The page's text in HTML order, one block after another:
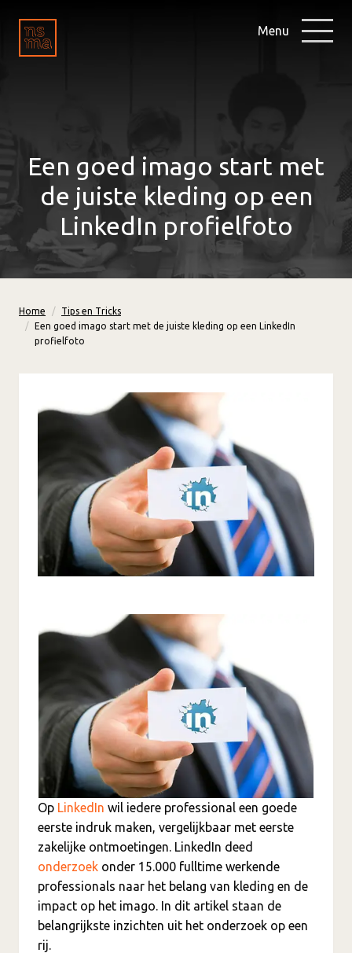
Menu
Een goed imago start met
de juiste kleding op een
LinkedIn profielfoto
Home
Tips en Tricks
Een goed imago start met de juiste kleding op een LinkedIn
profielfoto
Op LinkedIn wil iedere professional een goede
eerste indruk maken, vergelijkbaar met eerste
zakelijke ontmoetingen. LinkedIn deed
onderzoek onder 15.000 fulltime werkende
professionals naar het belang van kleding en de
impact op het imago. In dit artikel staan de
belangrijkste inzichten uit het onderzoek op een
rij.